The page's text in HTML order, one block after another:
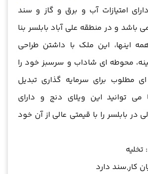
امتیازات آب و برق و گاز و سند
باشد و در منطقه علی آباد بابلسر بنا
اینها، این ملک با داشتن طراحی
محوطه ای شاداب و سرسبز خود را
مطلوب برای سرمایه گذاری تبدیل
توانید این ویلای دنج و دارای
بابلسر را با قیمتی عالی از آن خود
کار,سند دارد